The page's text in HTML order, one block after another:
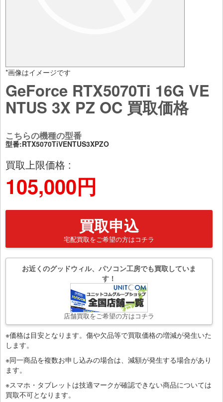
*画像はイメージです
GeForce RTX5070Ti 16G VE
NTUS 3X PZ OC 買取価格
こちらの機種の型番
型番:RTX5070TiVENTUS3XPZO
買取上限価格 :
105,000円
買取申込
宅配買取をご希望の方はコチラ
お近くのグッドウィル、パソコン工房でも買取していま
す！
店舗買取をご希望の方はコチラ
※価格は目安となります。傷や欠品等で買取価格の増減が発生いた
します。
※同一商品を複数お申し込みの場合は、減額が発生する場合があり
ます。
※スマホ・タブレットは技適マークが確認できない商品については
買取不可となります。